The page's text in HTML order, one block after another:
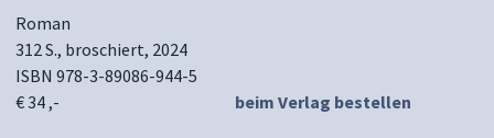
Roman
312 S., broschiert, 2024
ISBN 978-3-89086-944-5
€ 34 ,-
beim Verlag bestellen